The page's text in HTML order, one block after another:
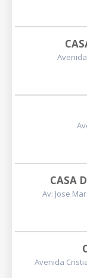
CASA
Av: Jose
Avenida